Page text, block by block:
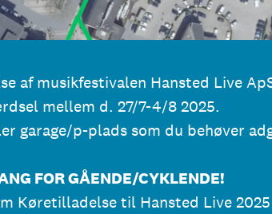
af musikfestivalen Hansted Live
mellem d. 27/7-4/8 2025.
garage/p-plads som du behøver
FOR GÅENDE/CYKLENDE!
Køretilladelse til Hansted Live 2025